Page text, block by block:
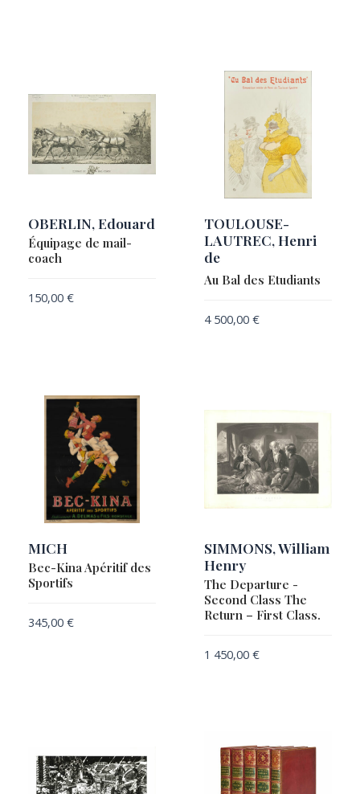
OBERLIN, Edouard
Équipage de mail-
coach
150,00 €
TOULOUSE-
LAUTREC, Henri
de
Au Bal des Etudiants
4 500,00 €
MICH
Bec-Kina Apéritif des
Sportifs
345,00 €
SIMMONS, William
Henry
The Departure -
Second Class The
Return – First Class.
1 450,00 €